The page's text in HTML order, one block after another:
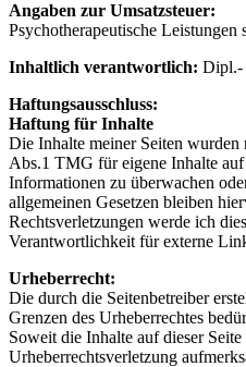
Angaben zur Umsatzsteuer:
Psychotherapeutische
Inhaltlich verantwortlich: Dipl.-
Haftungsausschluss:
Haftung für Inhalte
Die Inhalte meiner Seiten
Abs.1 TMG für eigene Inhalte
Informationen zu überwachen
allgemeinen Gesetzen bleiben
Rechtsverletzungen werde ich
Verantwortlichkeit für externe
Urheberrecht:
Die durch die Seitenbetreiber
Grenzen des Urheberrechtes
Soweit die Inhalte auf dieser
Urheberrechtsverletzung